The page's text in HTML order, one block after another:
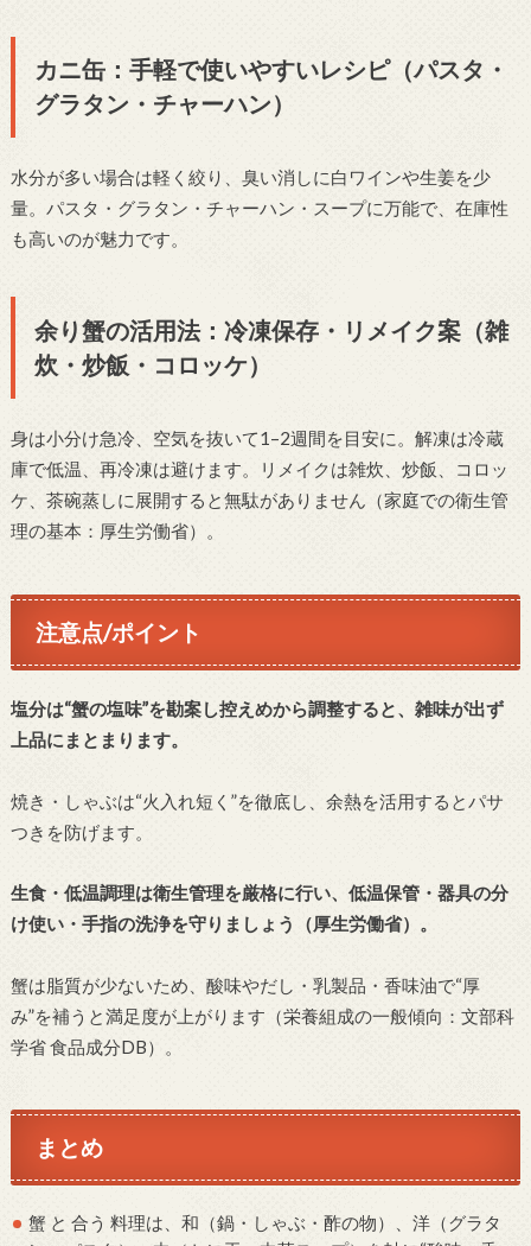
カニ缶：手軽で使いやすいレシピ（パスタ・
グラタン・チャーハン）
水分が多い場合は軽く絞り、臭い消しに白ワインや生姜を少
量。パスタ・グラタン・チャーハン・スープに万能で、在庫性
も高いのが魅力です。
余り蟹の活用法：冷凍保存・リメイク案（雑
炊・炒飯・コロッケ）
身は小分け急冷、空気を抜いて1–2週間を目安に。解凍は冷蔵
庫で低温、再冷凍は避けます。リメイクは雑炊、炒飯、コロッ
ケ、茶碗蒸しに展開すると無駄がありません（家庭での衛生管
理の基本：厚生労働省）。
注意点/ポイント
塩分は“蟹の塩味”を勘案し控えめから調整すると、雑味が出ず
上品にまとまります。
焼き・しゃぶは“火入れ短く”を徹底し、余熱を活用するとパサ
つきを防げます。
生食・低温調理は衛生管理を厳格に行い、低温保管・器具の分
け使い・手指の洗浄を守りましょう（厚生労働省）。
蟹は脂質が少ないため、酸味やだし・乳製品・香味油で“厚
み”を補うと満足度が上がります（栄養組成の一般傾向：文部科
学省 食品成分DB）。
まとめ
蟹 と 合う 料理は、和（鍋・しゃぶ・酢の物）、洋（グラタ